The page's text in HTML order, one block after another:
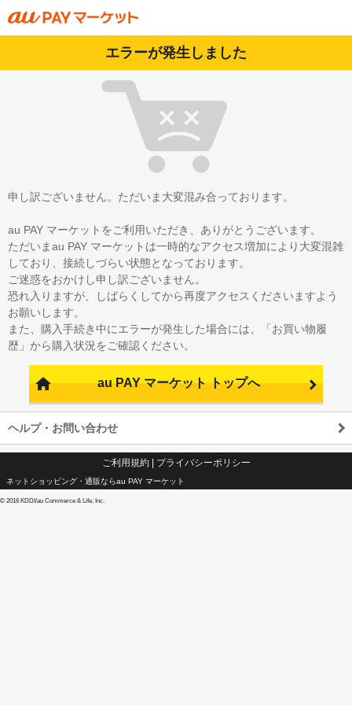
エラーが発生しました
申し訳ございません。ただいま大変混み合っております。
au PAY マーケットをご利用いただき、ありがとうございます。
ただいまau PAY マーケットは一時的なアクセス増加により大変混雑
しており、接続しづらい状態となっております。
ご迷惑をおかけし申し訳ございません。
恐れ入りますが、しばらくしてから再度アクセスくださいますよう
お願いします。
また、購入手続き中にエラーが発生した場合には、「お買い物履
歴」から購入状況をご確認ください。
au PAY マーケット トップへ
ヘルプ・お問い合わせ
ご利用規約| プライバシーポリシー
ネットショッピング・通販ならau PAY マーケット
© 2016 KDDI/au Commerce & Life, Inc.